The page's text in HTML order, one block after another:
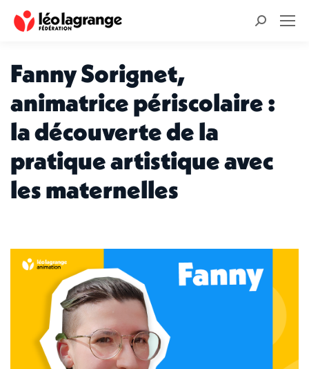
Recherche
Fanny Sorignet,
animatrice périscolaire :
la découverte de la
pratique artistique avec
les maternelles